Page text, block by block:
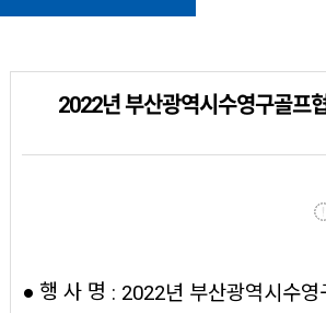
2022년 부산광역시수영구골프
● 행 사 명 : 2022년 부산광역시수영